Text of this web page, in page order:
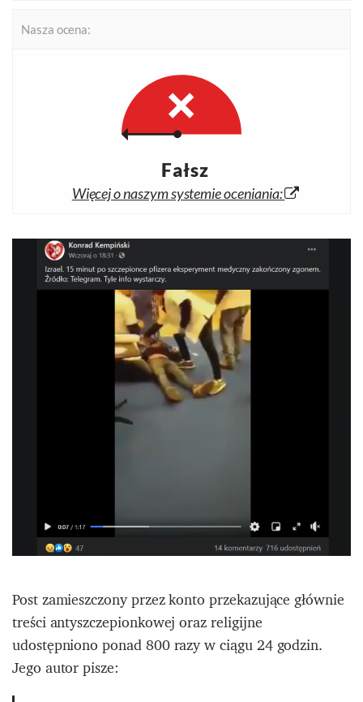
Nasza ocena:
Fałsz
Więcej o naszym systemie oceniania:
Post zamieszczony przez konto przekazujące głównie
treści antyszczepionkowej oraz religijne
udostępniono ponad 800 razy w ciągu 24 godzin.
Jego autor pisze: